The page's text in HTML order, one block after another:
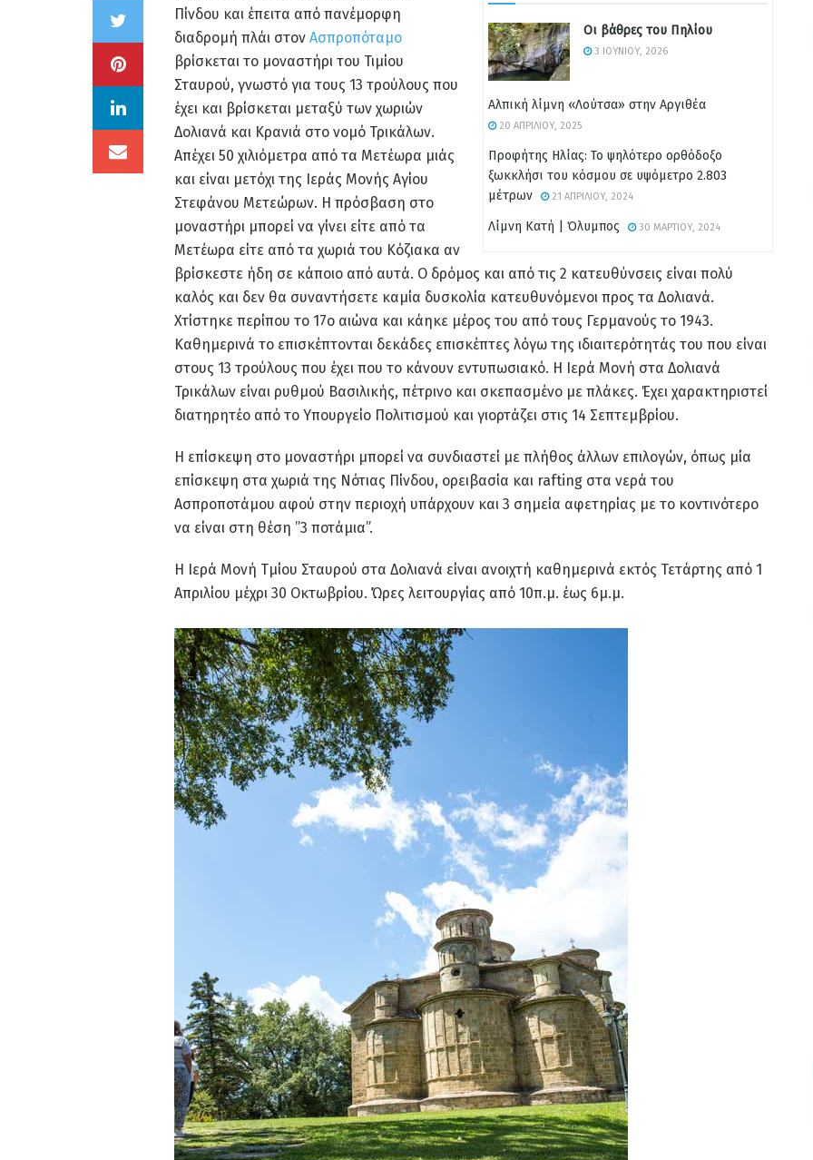
Οι βάθρες του Πηλίου
3 ΙΟΥΝΊΟΥ, 2026
Αλπική λίμνη «Λούτσα» στην Αργιθέα
20 ΑΠΡΙΛΊΟΥ, 2025
Προφήτης Ηλίας: Το ψηλότερο ορθόδοξο
ξωκκλήσι του κόσμου σε υψόμετρο 2.803
μέτρων
21 ΑΠΡΙΛΊΟΥ, 2024
Λίμνη Κατή | Όλυμπος 30 ΜΑΡΤΊΟΥ, 2024
Πίνδου και έπειτα από πανέμορφη
διαδρομή πλάι στον Ασπροπόταμο
βρίσκεται το μοναστήρι του Τιμίου
Σταυρού, γνωστό για τους 13 τρούλους που
έχει και βρίσκεται μεταξύ των χωριών
Δολιανά και Κρανιά στο νομό Τρικάλων.
Απέχει 50 χιλιόμετρα από τα Μετέωρα μιάς
και είναι μετόχι της Ιεράς Μονής Αγίου
Στεφάνου Μετεώρων. Η πρόσβαση στο
μοναστήρι μπορεί να γίνει είτε από τα
Μετέωρα είτε από τα χωριά του Κόζιακα αν
βρίσκεστε ήδη σε κάποιο από αυτά. Ο δρόμος και από τις 2 κατευθύνσεις είναι πολύ
καλός και δεν θα συναντήσετε καμία δυσκολία κατευθυνόμενοι προς τα Δολιανά.
Χτίστηκε περίπου το 17ο αιώνα και κάηκε μέρος του από τους Γερμανούς το 1943.
Καθημερινά το επισκέπτονται δεκάδες επισκέπτες λόγω της ιδιαιτερότητάς του που είναι
στους 13 τρούλους που έχει που το κάνουν εντυπωσιακό. Η Ιερά Μονή στα Δολιανά
Τρικάλων είναι ρυθμού Βασιλικής, πέτρινο και σκεπασμένο με πλάκες. Έχει χαρακτηριστεί
διατηρητέο από το Υπουργείο Πολιτισμού και γιορτάζει στις 14 Σεπτεμβρίου.
Η επίσκεψη στο μοναστήρι μπορεί να συνδιαστεί με πλήθος άλλων επιλογών, όπως μία
επίσκεψη στα χωριά της Νότιας Πίνδου, ορειβασία και rafting στα νερά του
Ασπροποτάμου αφού στην περιοχή υπάρχουν και 3 σημεία αφετηρίας με το κοντινότερο
να είναι στη θέση ”3 ποτάμια”.
Η Ιερά Μονή Τμίου Σταυρού στα Δολιανά είναι ανοιχτή καθημερινά εκτός Τετάρτης από 1
Απριλίου μέχρι 30 Οκτωβρίου. Ώρες λειτουργίας από 10π.μ. έως 6μ.μ.